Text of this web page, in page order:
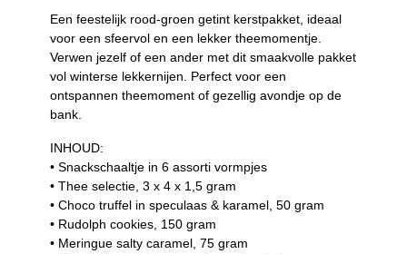
Een feestelijk rood-groen getint kerstpakket, ideaal
voor een sfeervol en een lekker theemomentje.
Verwen jezelf of een ander met dit smaakvolle pakket
vol winterse lekkernijen. Perfect voor een
ontspannen theemoment of gezellig avondje op de
bank.
INHOUD:
• Snackschaaltje in 6 assorti vormpjes
• Thee selectie, 3 x 4 x 1,5 gram
• Choco truffel in speculaas & karamel, 50 gram
• Rudolph cookies, 150 gram
• Meringue salty caramel, 75 gram